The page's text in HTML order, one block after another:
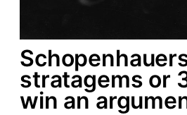
stratagems or
win an